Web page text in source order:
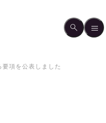
項を公表しました